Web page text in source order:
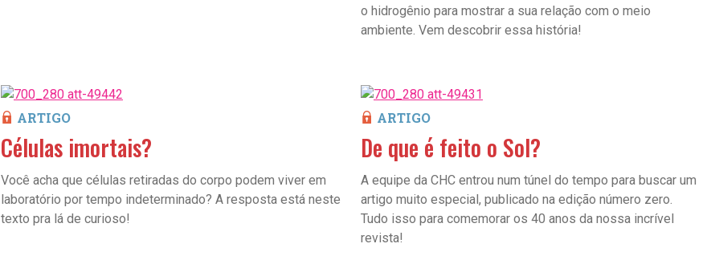
o hidrogênio para mostrar a sua relação com o meio
ambiente. Vem descobrir essa história!
ARTIGO
Células imortais?
Você acha que células retiradas do corpo podem viver em
laboratório por tempo indeterminado? A resposta está neste
texto pra lá de curioso!
ARTIGO
De que é feito o Sol?
A equipe da CHC entrou num túnel do tempo para buscar um
artigo muito especial, publicado na edição número zero.
Tudo isso para comemorar os 40 anos da nossa incrível
revista!